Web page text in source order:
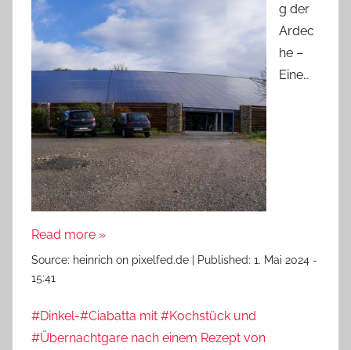
g der
Ardec
he –
Eine…
Read more »
Source: heinrich on pixelfed.de Published: 1. Mai 2024 -
15:41
#Dinkel-#Ciabatta mit #Kochstück und
#Übernachtgare nach einem Rezept von